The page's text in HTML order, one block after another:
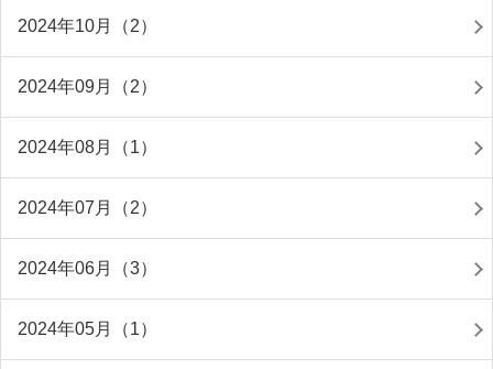
2024年10月（2）
2024年09月（2）
2024年08月（1）
2024年07月（2）
2024年06月（3）
2024年05月（1）